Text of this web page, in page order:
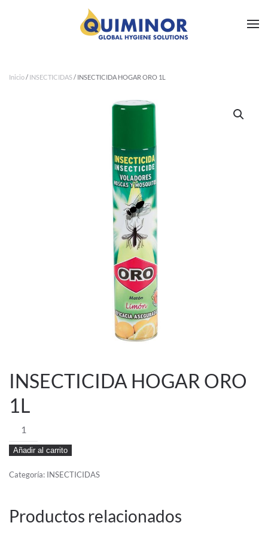
Ir al contenido principal
Inicio/ INSECTICIDAS/ INSECTICIDA HOGAR ORO 1L
INSECTICIDA HOGAR ORO
1L
INSECTICIDA
HOGAR
ORO
1L
Añadir al carrito
Categoría: INSECTICIDAS
Productos relacionados